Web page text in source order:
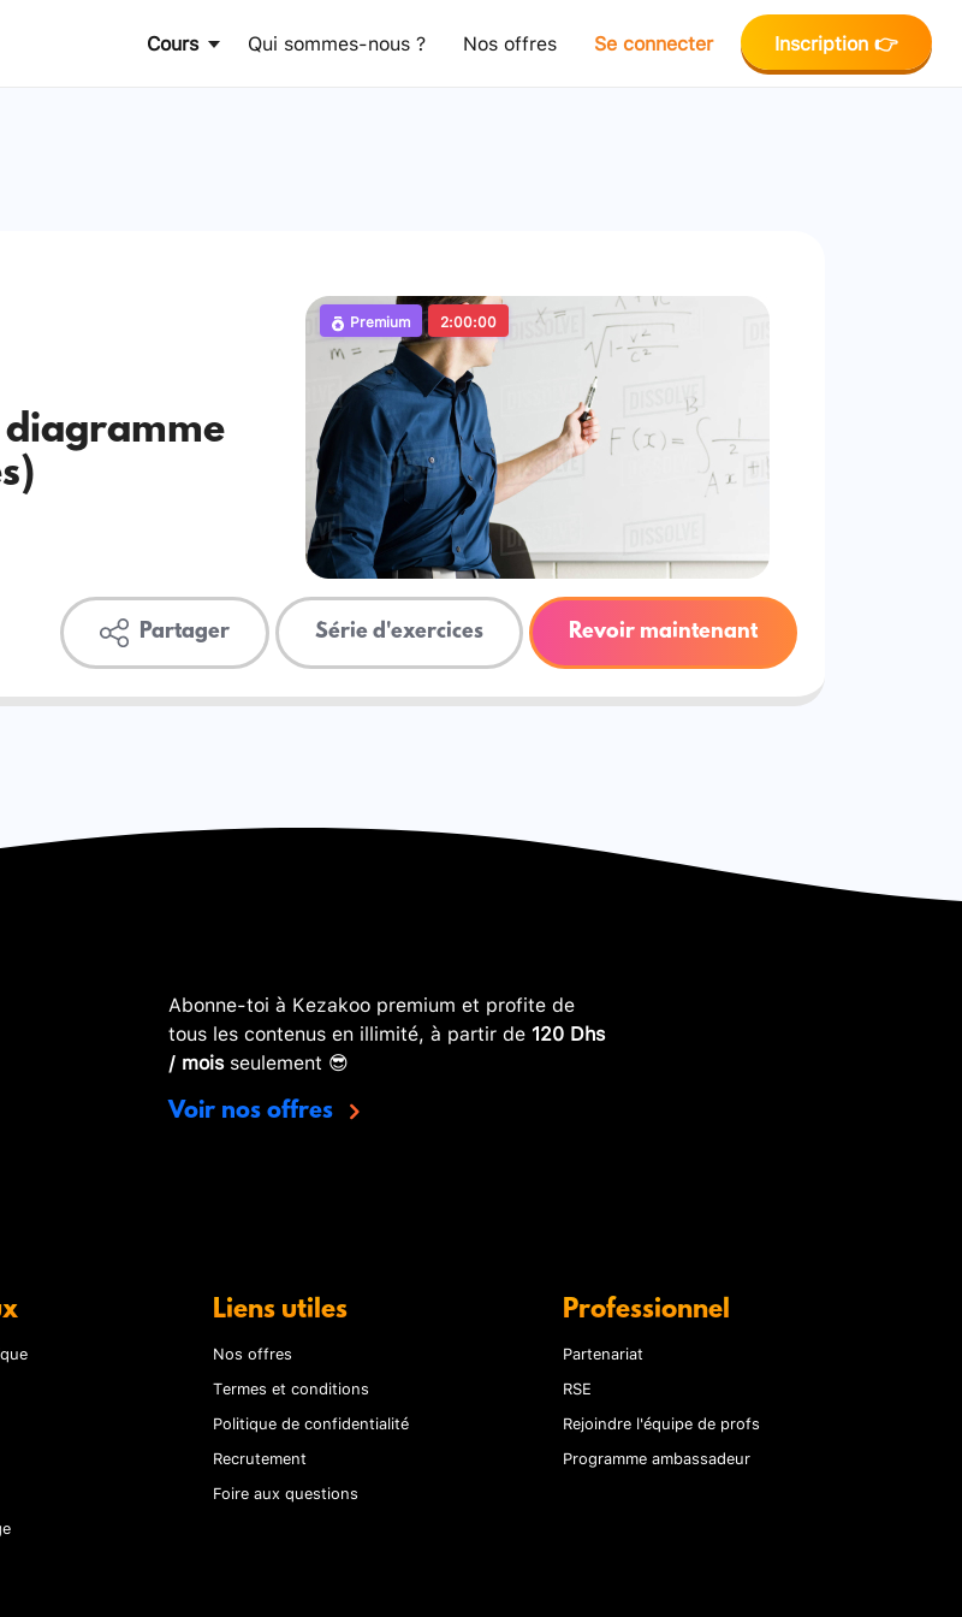
Cours Qui sommes-nous ? Nos offres Se connecter Inscription 👉
diagramme
Premium 2:00:00
Partager Série d'exercices Revoir maintenant
Abonne-toi à Kezakoo premium et profite de
tous les contenus en illimité, à partir de 120 Dhs
/ moisseulement 😎
Voir nos offres
Liens utiles
Nos offres
Termes et conditions
Politique de confidentialité
Recrutement
Foire aux questions
Professionnel
Partenariat
RSE
Rejoindre l'équipe de profs
Programme ambassadeur